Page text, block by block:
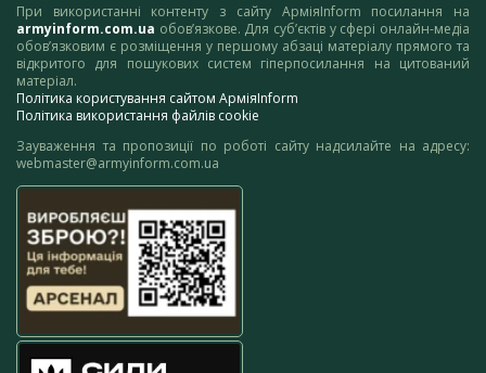
При використанні контенту з сайту АрміяInform посилання на
armyinform.com.ua обов’язкове. Для суб’єктів у сфері онлайн-медіа
обов’язковим є розміщення у першому абзаці матеріалу прямого та
відкритого для пошукових систем гіперпосилання на цитований
матеріал.
Політика користування сайтом АрміяInform
Політика використання файлів cookie
Зауваження та пропозиції по роботі сайту надсилайте на адресу:
webmaster@armyinform.com.ua